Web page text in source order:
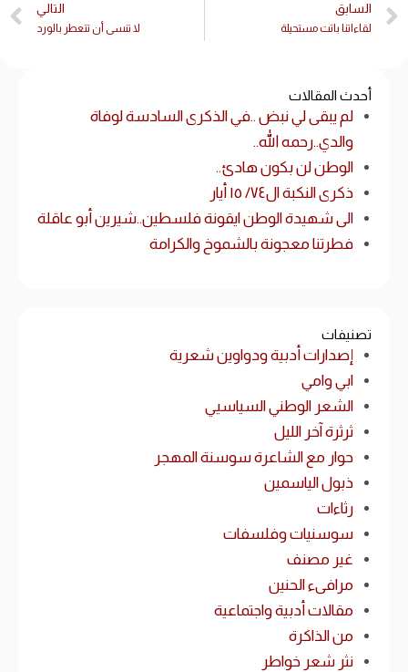
أحدث المقالات
لم يبقى لي نبض ..في الذكرى السادسة لوفاة
والدي..رحمه الله..
الوطن لن بكون هادئ..
ذكرى النكبة ال٧٤/ ١٥ أيار
الى شهيدة الوطن ايقونة فلسطين..شيرين أبو عاقلة
فطرتنا معجونة بالشموخ والكرامة
تصنيفات
إصدارات أدبية ودواوين شعرية
ابي وامي
الشعر الوطني السياسيي
ثرثرة آخر الليل
حوار مع الشاعرة سوسنة المهجر
ذبول الياسمين
رثاءات
سوسنيات وفلسفات
غير مصنف
مرافىء الحنين
مقالات أدبية واجتماعية
من الذاكرة
نثر شعر خواطر
السابق
لقاءاتنا باتت مستحيلة
التالي
لا تنسى أن تتعطر بالورد